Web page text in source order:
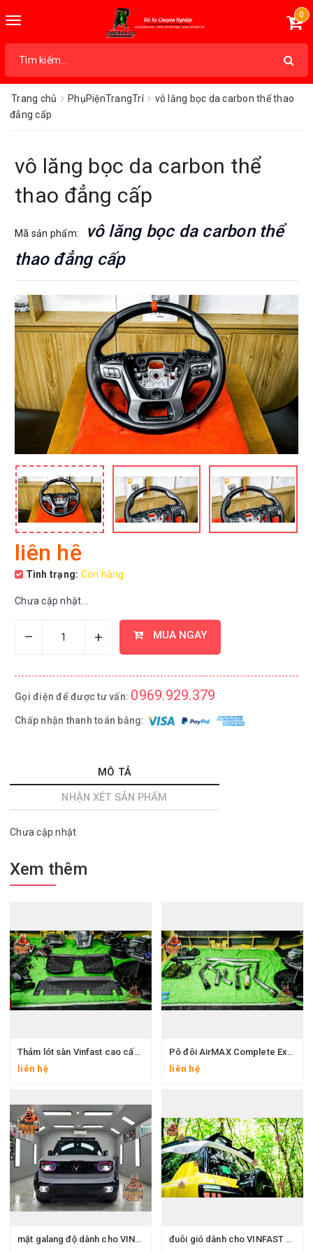
Toggle
0
Trang chủ PhụPiệnTrangTrí
vô lăng bọc da carbon thể thao
đẳng cấp
vô lăng bọc da carbon thể
thao đẳng cấp
Mã sản phẩm:
vô lăng bọc da carbon thể
thao đẳng cấp
liên hệ
Tình trạng: Còn hàng
Chưa cập nhật...
– + MUA NGAY
Gọi điện để được tư vấn: 0969.929.379
Chấp nhận thanh toán bằng:
MÔ TẢ
NHẬN XÉT SẢN PHẨM
Chưa cập nhật
Xem thêm
Thảm lót sàn Vinfast cao cấp dành riêng cho
liên hệ
Pô đôi AirMAX Complete Exhaust System V2 cho Ranger Raptor
liên hệ
mặt galang độ dành cho VINFAST VF3
đuôi gió dành cho VINFAST VF3